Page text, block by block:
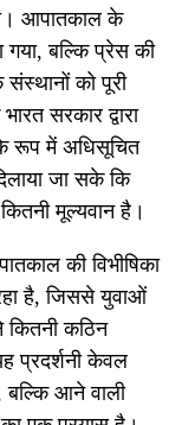
आपातकाल के
गया, बल्कि प्रेस की
संस्थानों को पूरी
सरकार द्वारा
के रूप में अधिसूचित
जा सके कि
मूल्यवान है।
की विभीषिका
है, जिससे युवाओं
कितनी कठिन
प्रदर्शनी केवल
बल्कि आने वाली